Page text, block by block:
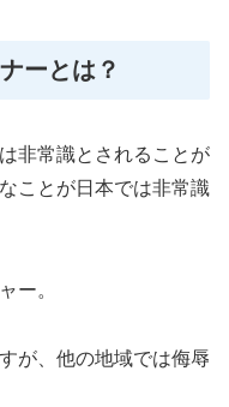
ーとは？
非常識とされることが
ことが日本では非常識
ー。
が、他の地域では侮辱